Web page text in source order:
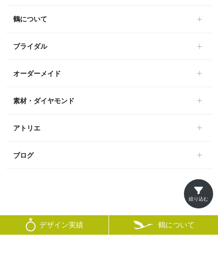
デザイン実績 鶴について
絞り込む
鶴について
ブライダル
オーダーメイド
素材・ダイヤモンド
アトリエ
ブログ